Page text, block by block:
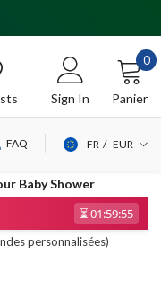
Sign In Panier
00
FAQ FR
EUR
EUR
GBP
Baby Shower
⏳01:59:54
personnalisées)